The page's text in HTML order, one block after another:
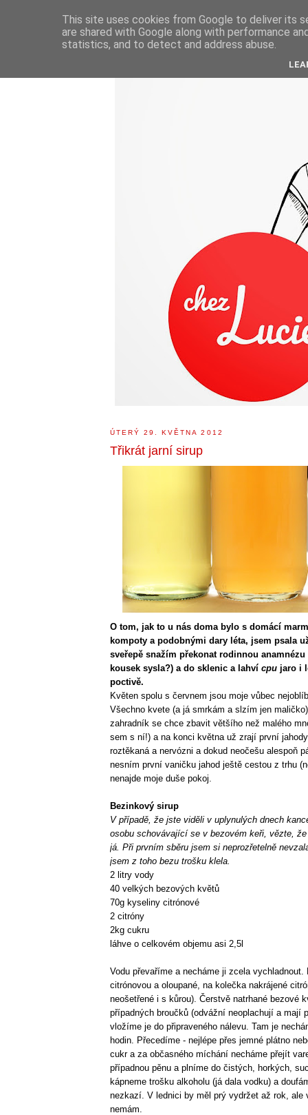
ÚTERÝ 29. KVĚTNA 2012
Třikrát jarní sirup
O tom, jak to u nás doma bylo s domácí
kompoty a podobnými dary léta, jsem psala
sveřepě snažím překonat rodinnou
kousek sysla?) a do sklenic a lahví cpu jaro i
poctivě.
Květen spolu s červnem jsou moje vůbec
Všechno kvete (a já smrkám a slzím jen
zahradník se chce zbavit většího než malého
sem s ní!) a na konci května už zrají první
roztěkaná a nervózni a dokud neočešu alespoň
nesním první vaničku jahod ještě cestou z trhu
nenajde moje duše pokoj.
Bezinkový sirup
V případě, že jste viděli v uplynulých dnech
osobu schovávající se v bezovém keři, vězte,
já. Při prvním sběru jsem si neprozřetelně
jsem z toho bezu trošku klela.
2 litry vody
40 velkých bezových květů
70g kyseliny citrónové
2 citróny
2kg cukru
láhve o celkovém objemu asi 2,5l
Vodu převaříme a necháme ji zcela vychladnout.
citrónovou a oloupané, na kolečka nakrájené
neošetřené i s kůrou). Čerstvě natrhané bezové
případných broučků (odvážní neoplachují a mají
vložíme je do připraveného nálevu. Tam je
hodin. Přecedíme - nejlépe přes jemné plátno
cukr a za občasného míchání necháme přejít
případnou pěnu a plníme do čistých, horkých,
kápneme trošku alkoholu (já dala vodku) a
nezkazí. V lednici by měl prý vydržet až rok, ale
nemám.
This site uses cookies from Google to deliver its
are shared with Google along with performance
statistics, and to detect and address abuse.